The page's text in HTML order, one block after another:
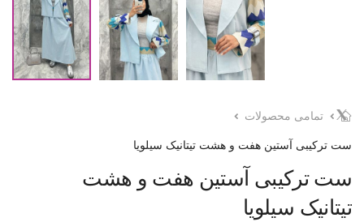
تمامی محصولات
ست ترکیبی آستین هفت و هشت تیتانیک سیلویا
ست ترکیبی آستین هفت و هشت
تیتانیک سیلویا